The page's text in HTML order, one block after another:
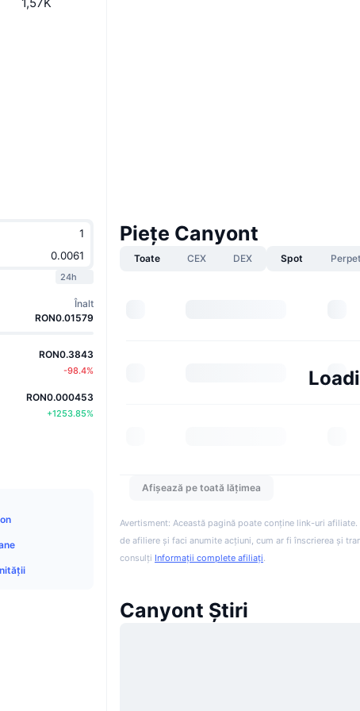
24h
Înalt
RON0.01579
RON0.3843
-98.4%
RON0.000453
+1253.85%
Piețe Canyont
Toate CEX DEX Spot
Afișează pe toată lățimea
Avertisment: Această pagină poate conține link-uri
de afiliere și faci anumite acțiuni, cum ar fi înscrierea și
consulți Informații complete afiliați.
Canyont Știri